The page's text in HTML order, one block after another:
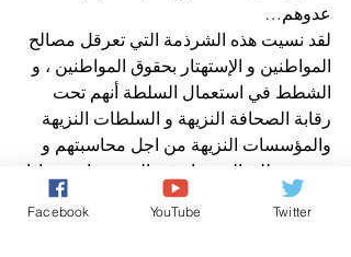
عدوهم…
لقد نسيت هذه الشرذمة التي تعرقل مصالح
المواطنين و الإستهتار بحقوق المواطنين ، و
الشطط في استعمال السلطة أنهم تحت
رقابة الصحافة النزيهة و السلطات النزيهة
والمؤسسات النزيهة من اجل محاسبتهم و
تقديمهم للعدالة سواء في المغرب او …و إذا
تطلب الأمر ذلك ، في الخارج ، لأن المس
بالمواطن المغربي و بحقوقه و بحرياته أمر
Facebook YouTube Twitter